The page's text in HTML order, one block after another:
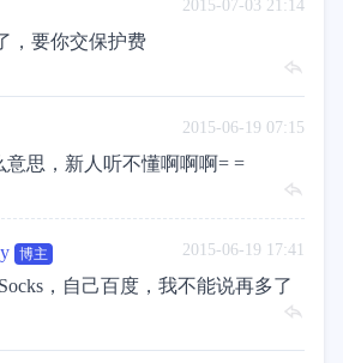
2015-07-03 21:14
，要你交保护费
2015-06-19 07:15
意思，新人听不懂啊啊啊= =
2015-06-19 17:41
博主
，自己百度，我不能说再多了